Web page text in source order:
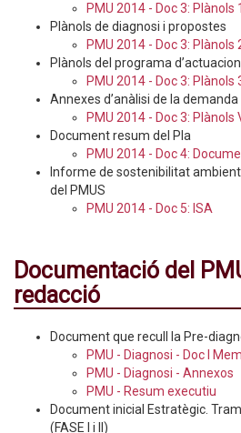
PMU 2014 - Doc 3: Plànols
Plànols de diagnosi i propostes
PMU 2014 - Doc 3: Plànols
Plànols del programa
PMU 2014 - Doc 3: Plànols
Annexes d’anàlisi de la demanda
PMU 2014 - Doc 3:
Document resum del Pla
PMU 2014 - Doc 4:
Informe de sostenibilitat
del PMUS
PMU 2014 - Doc 5: ISA
Documentació del
redacció
Document que recull la Pre-
PMU - Diagnosi - Doc I
PMU - Diagnosi - Annexos
PMU - Resum executiu
Document inicial Estratègic.
(FASE I i II)